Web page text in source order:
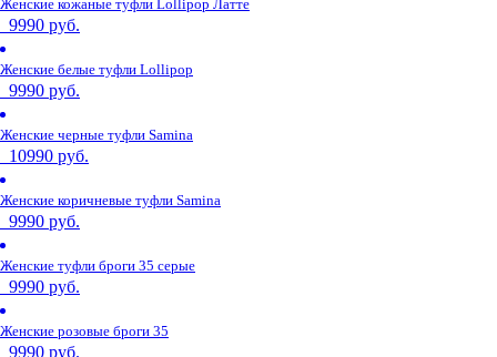
Женские кожаные туфли Lollipop Латте
9990 руб.
Женские белые туфли Lollipop
9990 руб.
Женские черные туфли Samina
10990 руб.
Женские коричневые туфли Samina
9990 руб.
Женские туфли броги 35 серые
9990 руб.
Женские розовые броги 35
9990 руб.